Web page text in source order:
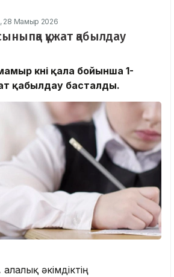
28 Мамыр 2026
құжат қабылдау
күні қала бойынша 1-
қабылдау басталды.
Қалалық әкімдіктің